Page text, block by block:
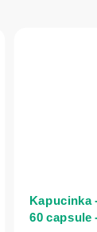
Kapucinka
60 capsule